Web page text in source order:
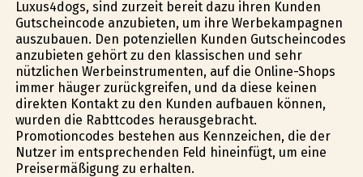
Luxus4dogs, sind zurzeit bereit dazu ihren Kunden
Gutscheincode anzubieten, um ihre Werbekampagnen
auszubauen. Den potenziellen Kunden Gutscheincodes
anzubieten gehört zu den klassischen und sehr
nützlichen Werbeinstrumenten, auf die Online-Shops
immer häufiger zurückgreifen, und da diese keinen
direkten Kontakt zu den Kunden aufbauen können,
wurden die Rabttcodes herausgebracht.
Promotioncodes bestehen aus Kennzeichen, die der
Nutzer im entsprechenden Feld hineinfügt, um eine
Preisermäßigung zu erhalten.